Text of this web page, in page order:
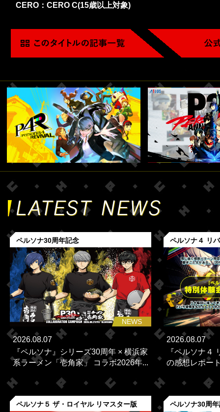
CERO：CERO C(15歳以上対象)
ペルソナ30周年記念
NEWS
2026.08.07
『ペルソナ』シリーズ30周年 × 横浜家
系ラーメン「壱角家」 コラボ2026年...
ペルソナ４ リ
2026.08.07
『ペルソナ４
の感想レポー
ペルソナ５ ザ・ロイヤル リマスター版 ペルソナ30周